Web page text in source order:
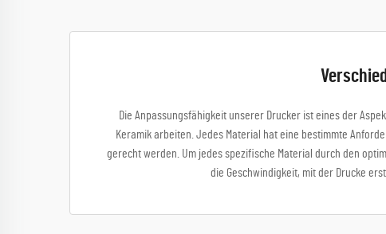
Die Anpassungsfähigkeit unserer Drucker ist eines der
Keramik arbeiten. Jedes Material hat eine bestimmte
gerecht werden. Um jedes spezifische Material durch den
die Geschwindigkeit, mit der Drucke